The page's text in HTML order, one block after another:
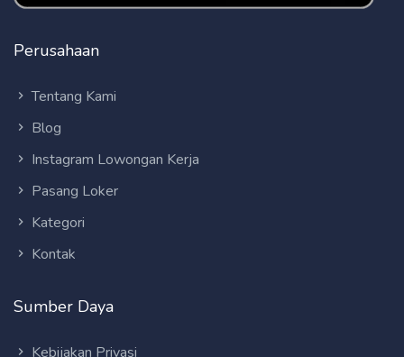
Perusahaan
Tentang Kami
Blog
Instagram Lowongan Kerja
Pasang Loker
Kategori
Kontak
Sumber Daya
Kebijakan Privasi